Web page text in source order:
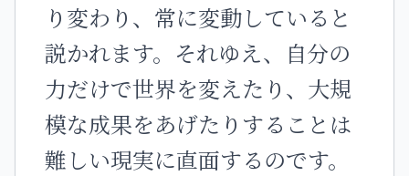
り変わり、常に変動していると
説かれます。それゆえ、自分の
力だけで世界を変えたり、大規
模な成果をあげたりすることは
難しい現実に直面するのです。